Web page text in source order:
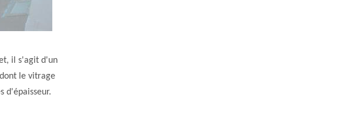
il s'agit d'un
le vitrage
d'épaisseur.